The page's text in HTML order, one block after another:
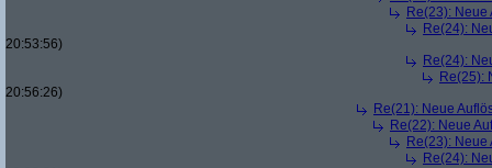
Re(23):
Re(24):
20:53:56)
Re(24):
Re(25):
20:56:26)
Re(21): Neue
Re(22): Neue
Re(23):
Re(24):